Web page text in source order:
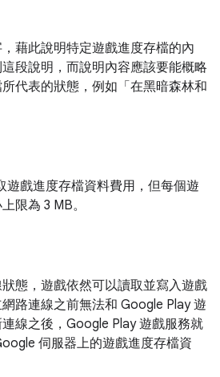
藉此說明特定遊戲進度存檔的內
段說明，而說明內容應該要能概略
代表的狀態，例如「在黑暗森林和
遊戲進度存檔資料費用，但每個遊
限為 3 MB。
態，遊戲依然可以讀取並寫入遊戲
路連線之前無法和 Google Play 遊
線之後，Google Play 遊戲服務就
伺服器上的遊戲進度存檔資